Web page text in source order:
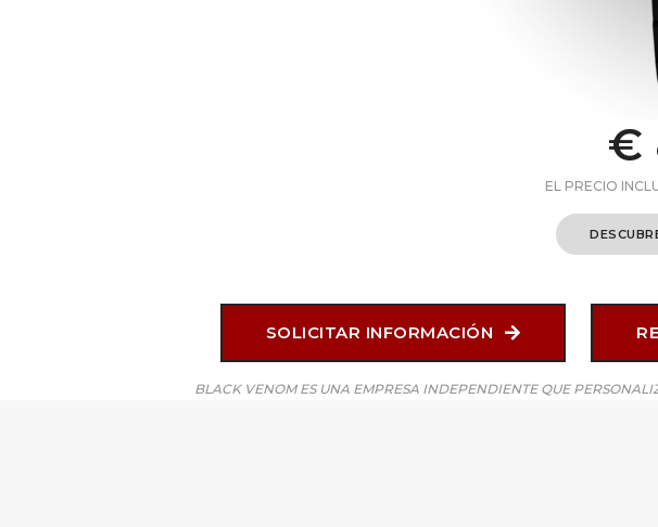
€
EL PRECIO
SOLICITAR INFORMACIÓN
BLACK VENOM ES UNA EMPRESA INDEPENDIENTE QUE